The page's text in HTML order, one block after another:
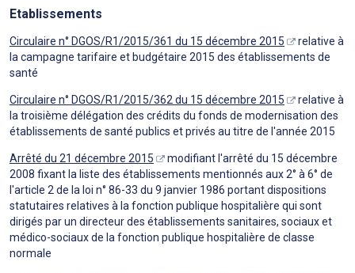
Etablissements
Circulaire n° DGOS/R1/2015/361 du 15 décembre 2015
relative à
la campagne tarifaire et budgétaire 2015 des établissements de
santé
Circulaire n° DGOS/R1/2015/362 du 15 décembre 2015
relative à
la troisième délégation des crédits du fonds de modernisation des
établissements de santé publics et privés au titre de l'année 2015
Arrêté du 21 décembre 2015
modifiant l'arrêté du 15 décembre
2008 fixant la liste des établissements mentionnés aux 2° à 6° de
l'article 2 de la loi n° 86-33 du 9 janvier 1986 portant dispositions
statutaires relatives à la fonction publique hospitalière qui sont
dirigés par un directeur des établissements sanitaires, sociaux et
médico-sociaux de la fonction publique hospitalière de classe
normale